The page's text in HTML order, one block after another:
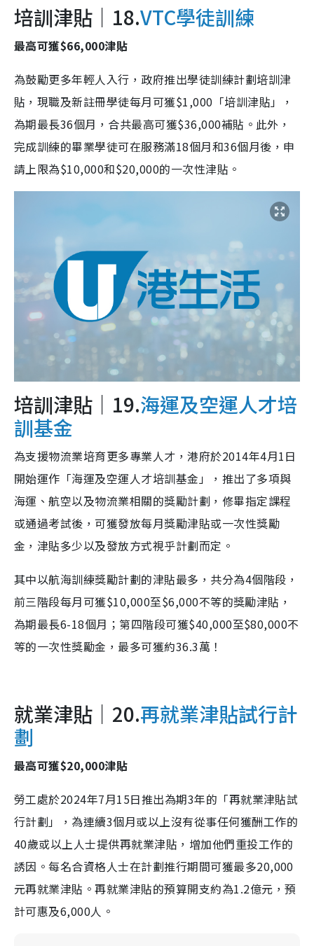
培訓津貼｜18.VTC學徒訓練
最高可獲$66,000津貼
為鼓勵更多年輕人入行，政府推出學徒訓練計劃培訓津
貼，現職及新註冊學徒每月可獲$1,000「培訓津貼」，
為期最長36個月，合共最高可獲$36,000補貼。此外，
完成訓練的畢業學徒可在服務滿18個月和36個月後，申
請上限為$10,000和$20,000的一次性津貼。
培訓津貼｜19.海運及空運人才培
訓基金
為支援物流業培育更多專業人才，港府於2014年4月1日
開始運作「海運及空運人才培訓基金」，推出了多項與
海運、航空以及物流業相關的獎勵計劃，修畢指定課程
或通過考試後，可獲發放每月獎勵津貼或一次性獎勵
金，津貼多少以及發放方式視乎計劃而定。
其中以航海訓練獎勵計劃的津貼最多，共分為4個階段，
前三階段每月可獲$10,000至$6,000不等的獎勵津貼，
為期最長6-18個月；第四階段可獲$40,000至$80,000不
等的一次性獎勵金，最多可獲約36.3萬！
就業津貼｜20.再就業津貼試行計
劃
最高可獲$20,000津貼
勞工處於2024年7月15日推出為期3年的「再就業津貼試
行計劃」，為連續3個月或以上沒有從事任何獲酬工作的
40歲或以上人士提供再就業津貼，增加他們重投工作的
誘因。每名合資格人士在計劃推行期間可獲最多20,000
元再就業津貼。再就業津貼的預算開支約為1.2億元，預
計可惠及6,000人。